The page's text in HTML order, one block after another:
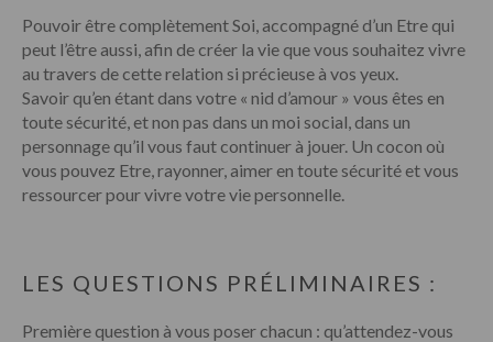
Pouvoir être complètement Soi, accompagné d’un Etre qui
peut l’être aussi, afin de créer la vie que vous souhaitez vivre
au travers de cette relation si précieuse à vos yeux.
Savoir qu’en étant dans votre « nid d’amour » vous êtes en
toute sécurité, et non pas dans un moi social, dans un
personnage qu’il vous faut continuer à jouer. Un cocon où
vous pouvez Etre, rayonner, aimer en toute sécurité et vous
ressourcer pour vivre votre vie personnelle.
LES QUESTIONS PRÉLIMINAIRES :
Première question à vous poser chacun : qu’attendez-vous